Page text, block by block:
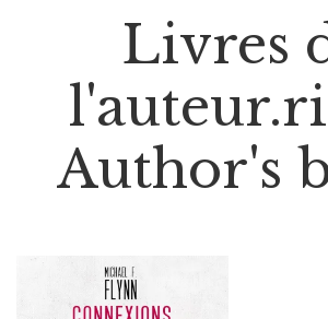
Livres
Author's